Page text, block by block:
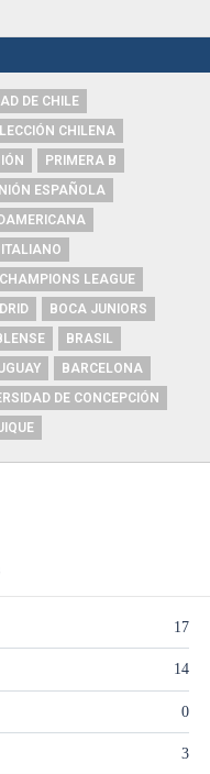
DE CHILE
CHILENA
PRIMERA B
ESPAÑOLA
CHAMPIONS LEAGUE
BOCA JUNIORS
BRASIL
BARCELONA
DE CONCEPCIÓN